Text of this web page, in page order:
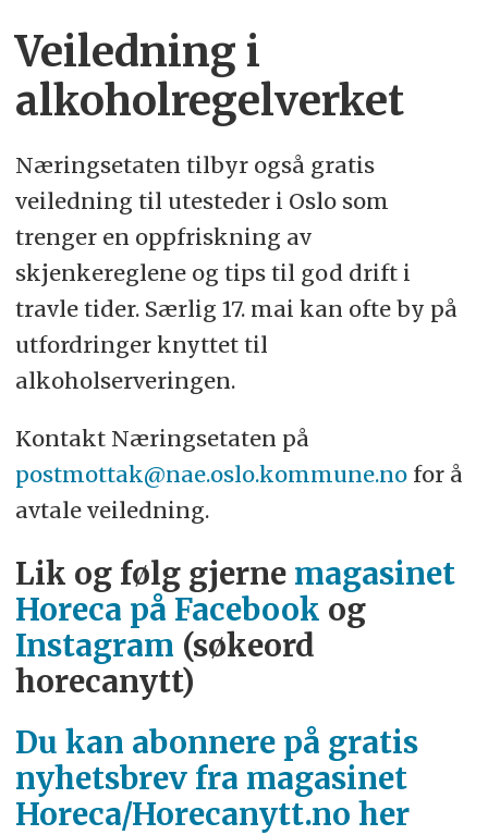
Veiledning i
alkoholregelverket
Næringsetaten tilbyr også gratis
veiledning til utesteder i Oslo som
trenger en oppfriskning av
skjenkereglene og tips til god drift i
travle tider. Særlig 17. mai kan ofte by på
utfordringer knyttet til
alkoholserveringen.
Kontakt Næringsetaten på
postmottak@nae.oslo.kommune.nofor å
avtale veiledning.
Lik og følg gjerne magasinet
Horeca på Facebook og
Instagram (søkeord
horecanytt)
Du kan abonnere på gratis
nyhetsbrev fra magasinet
Horeca/Horecanytt.no her